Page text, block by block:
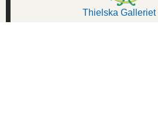
Thielska Galleriet